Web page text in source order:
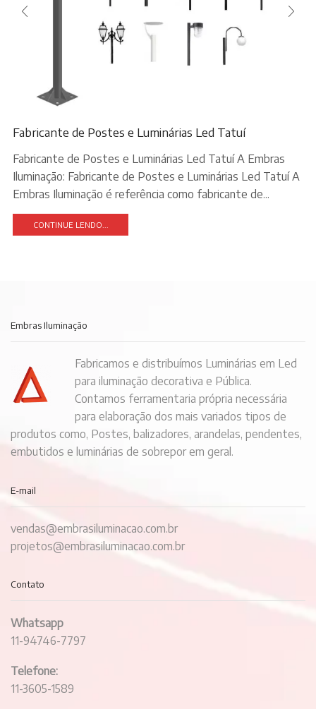
Fabricante de Postes e Luminárias Led Tatuí
Fabricante de Postes e Luminárias Led Tatuí A Embras
Iluminação: Fabricante de Postes e Luminárias Led Tatuí A
Embras Iluminação é referência como fabricante de...
CONTINUE LENDO...
Embras Iluminação
Fabricamos e distribuímos Luminárias em Led
para iluminação decorativa e Pública.
Contamos ferramentaria própria necessária
para elaboração dos mais variados tipos de
produtos como, Postes, balizadores, arandelas, pendentes,
embutidos e luminárias de sobrepor em geral.
E-mail
vendas@embrasiluminacao.com.br
projetos@embrasiluminacao.com.br
Contato
Whatsapp
11-94746-7797
Telefone:
11-3605-1589